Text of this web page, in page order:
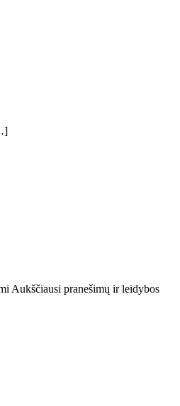
Aukščiausi pranešimų ir leidybos